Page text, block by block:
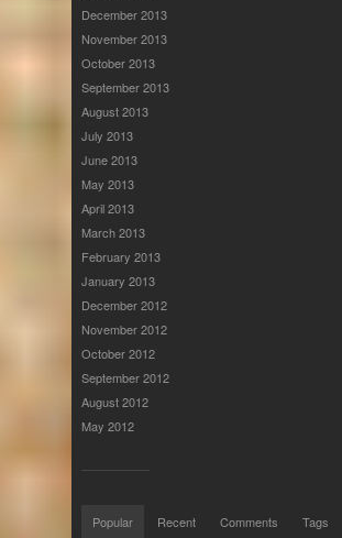
December 2013
November 2013
October 2013
September 2013
August 2013
July 2013
June 2013
May 2013
April 2013
March 2013
February 2013
January 2013
December 2012
November 2012
October 2012
September 2012
August 2012
May 2012
Popular Recent Comments Tags